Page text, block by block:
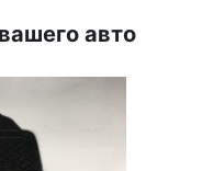
авто